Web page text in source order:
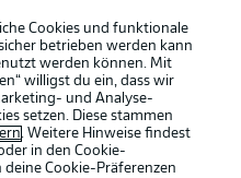
Cookies und funktionale
betrieben werden kann
werden können. Mit
willigst du ein, dass wir
und Analyse-
setzen. Diese stammen
. Weitere Hinweise findest
in den Cookie-
deine Cookie-Präferenzen